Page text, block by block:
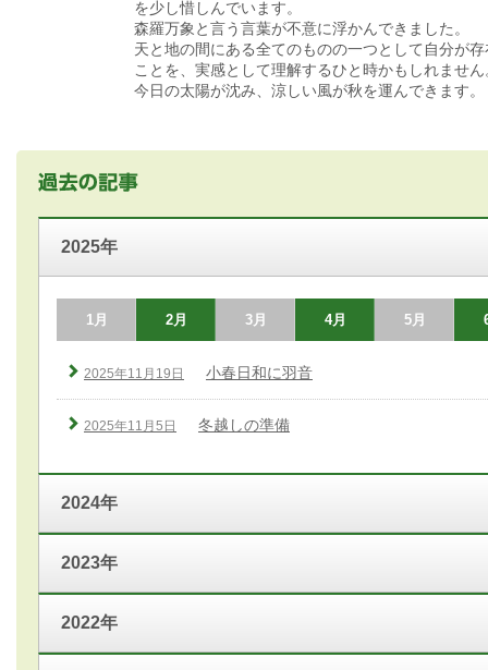
を少し惜しんでいます。
森羅万象と言う言葉が不意に浮かんできました。
天と地の間にある全てのものの一つとして自分が
ことを、実感として理解するひと時かもしれません
今日の太陽が沈み、涼しい風が秋を運んできます。
2025年
1月 2月 3月 4月 5月
2025年11月19日 小春日和に羽音
2025年11月5日 冬越しの準備
2024年
2023年
2022年